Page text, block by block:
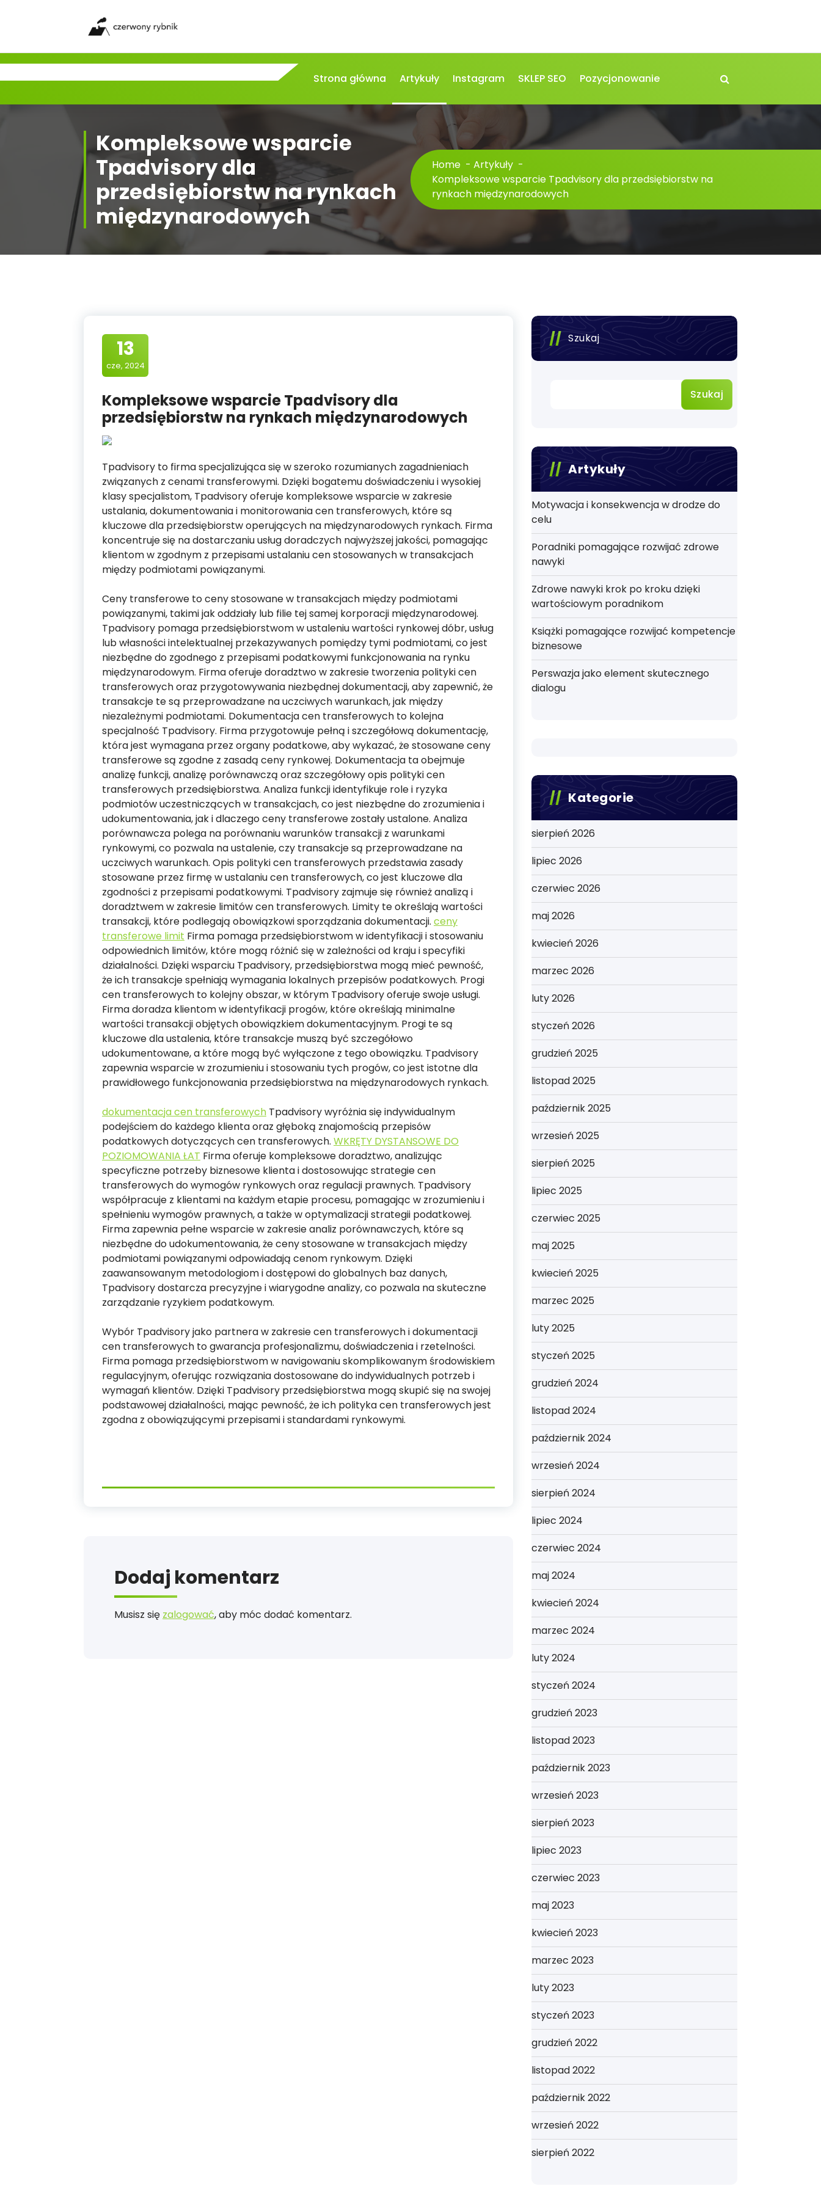
Strona główna Artykuły Instagram SKLEP SEO Pozycjonowanie
Kompleksowe wsparcie
Tpadvisory dla
przedsiębiorstw na rynkach
międzynarodowych
Home - Artykuły -
Kompleksowe wsparcie Tpadvisory dla przedsiębiorstw na
rynkach międzynarodowych
13
cze, 2024
Kompleksowe wsparcie Tpadvisory dla
przedsiębiorstw na rynkach międzynarodowych
Tpadvisory to firma specjalizująca się w szeroko rozumianych zagadnieniach
związanych z cenami transferowymi. Dzięki bogatemu doświadczeniu i wysokiej
klasy specjalistom, Tpadvisory oferuje kompleksowe wsparcie w zakresie
ustalania, dokumentowania i monitorowania cen transferowych, które są
kluczowe dla przedsiębiorstw operujących na międzynarodowych rynkach. Firma
koncentruje się na dostarczaniu usług doradczych najwyższej jakości, pomagając
klientom w zgodnym z przepisami ustalaniu cen stosowanych w transakcjach
między podmiotami powiązanymi.
Ceny transferowe to ceny stosowane w transakcjach między podmiotami
powiązanymi, takimi jak oddziały lub filie tej samej korporacji międzynarodowej.
Tpadvisory pomaga przedsiębiorstwom w ustaleniu wartości rynkowej dóbr, usług
lub własności intelektualnej przekazywanych pomiędzy tymi podmiotami, co jest
niezbędne do zgodnego z przepisami podatkowymi funkcjonowania na rynku
międzynarodowym. Firma oferuje doradztwo w zakresie tworzenia polityki cen
transferowych oraz przygotowywania niezbędnej dokumentacji, aby zapewnić, że
transakcje te są przeprowadzane na uczciwych warunkach, jak między
niezależnymi podmiotami. Dokumentacja cen transferowych to kolejna
specjalność Tpadvisory. Firma przygotowuje pełną i szczegółową dokumentację,
która jest wymagana przez organy podatkowe, aby wykazać, że stosowane ceny
transferowe są zgodne z zasadą ceny rynkowej. Dokumentacja ta obejmuje
analizę funkcji, analizę porównawczą oraz szczegółowy opis polityki cen
transferowych przedsiębiorstwa. Analiza funkcji identyfikuje role i ryzyka
podmiotów uczestniczących w transakcjach, co jest niezbędne do zrozumienia i
udokumentowania, jak i dlaczego ceny transferowe zostały ustalone. Analiza
porównawcza polega na porównaniu warunków transakcji z warunkami
rynkowymi, co pozwala na ustalenie, czy transakcje są przeprowadzane na
uczciwych warunkach. Opis polityki cen transferowych przedstawia zasady
stosowane przez firmę w ustalaniu cen transferowych, co jest kluczowe dla
zgodności z przepisami podatkowymi. Tpadvisory zajmuje się również analizą i
doradztwem w zakresie limitów cen transferowych. Limity te określają wartości
transakcji, które podlegają obowiązkowi sporządzania dokumentacji. ceny
transferowe limit Firma pomaga przedsiębiorstwom w identyfikacji i stosowaniu
odpowiednich limitów, które mogą różnić się w zależności od kraju i specyfiki
działalności. Dzięki wsparciu Tpadvisory, przedsiębiorstwa mogą mieć pewność,
że ich transakcje spełniają wymagania lokalnych przepisów podatkowych. Progi
cen transferowych to kolejny obszar, w którym Tpadvisory oferuje swoje usługi.
Firma doradza klientom w identyfikacji progów, które określają minimalne
wartości transakcji objętych obowiązkiem dokumentacyjnym. Progi te są
kluczowe dla ustalenia, które transakcje muszą być szczegółowo
udokumentowane, a które mogą być wyłączone z tego obowiązku. Tpadvisory
zapewnia wsparcie w zrozumieniu i stosowaniu tych progów, co jest istotne dla
prawidłowego funkcjonowania przedsiębiorstwa na międzynarodowych rynkach.
dokumentacja cen transferowych Tpadvisory wyróżnia się indywidualnym
podejściem do każdego klienta oraz głęboką znajomością przepisów
podatkowych dotyczących cen transferowych. WKRĘTY DYSTANSOWE DO
POZIOMOWANIA ŁAT Firma oferuje kompleksowe doradztwo, analizując
specyficzne potrzeby biznesowe klienta i dostosowując strategie cen
transferowych do wymogów rynkowych oraz regulacji prawnych. Tpadvisory
współpracuje z klientami na każdym etapie procesu, pomagając w zrozumieniu i
spełnieniu wymogów prawnych, a także w optymalizacji strategii podatkowej.
Firma zapewnia pełne wsparcie w zakresie analiz porównawczych, które są
niezbędne do udokumentowania, że ceny stosowane w transakcjach między
podmiotami powiązanymi odpowiadają cenom rynkowym. Dzięki
zaawansowanym metodologiom i dostępowi do globalnych baz danych,
Tpadvisory dostarcza precyzyjne i wiarygodne analizy, co pozwala na skuteczne
zarządzanie ryzykiem podatkowym.
Wybór Tpadvisory jako partnera w zakresie cen transferowych i dokumentacji
cen transferowych to gwarancja profesjonalizmu, doświadczenia i rzetelności.
Firma pomaga przedsiębiorstwom w navigowaniu skomplikowanym środowiskiem
regulacyjnym, oferując rozwiązania dostosowane do indywidualnych potrzeb i
wymagań klientów. Dzięki Tpadvisory przedsiębiorstwa mogą skupić się na swojej
podstawowej działalności, mając pewność, że ich polityka cen transferowych jest
zgodna z obowiązującymi przepisami i standardami rynkowymi.
Dodaj komentarz
Musisz się zalogować, aby móc dodać komentarz.
Szukaj
Szukaj
Artykuły
Motywacja i konsekwencja w drodze do
celu
Poradniki pomagające rozwijać zdrowe
nawyki
Zdrowe nawyki krok po kroku dzięki
wartościowym poradnikom
Książki pomagające rozwijać kompetencje
biznesowe
Perswazja jako element skutecznego
dialogu
Kategorie
sierpień 2026
lipiec 2026
czerwiec 2026
maj 2026
kwiecień 2026
marzec 2026
luty 2026
styczeń 2026
grudzień 2025
listopad 2025
październik 2025
wrzesień 2025
sierpień 2025
lipiec 2025
czerwiec 2025
maj 2025
kwiecień 2025
marzec 2025
luty 2025
styczeń 2025
grudzień 2024
listopad 2024
październik 2024
wrzesień 2024
sierpień 2024
lipiec 2024
czerwiec 2024
maj 2024
kwiecień 2024
marzec 2024
luty 2024
styczeń 2024
grudzień 2023
listopad 2023
październik 2023
wrzesień 2023
sierpień 2023
lipiec 2023
czerwiec 2023
maj 2023
kwiecień 2023
marzec 2023
luty 2023
styczeń 2023
grudzień 2022
listopad 2022
październik 2022
wrzesień 2022
sierpień 2022